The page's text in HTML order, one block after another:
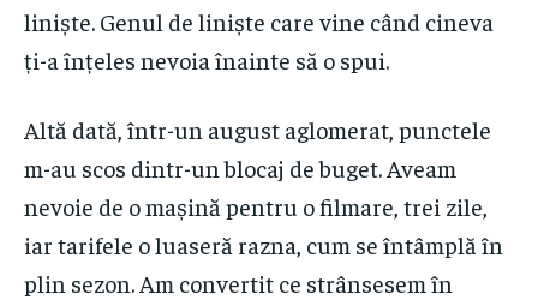
liniște. Genul de liniște care vine când cineva
ți-a înțeles nevoia înainte să o spui.
Altă dată, într-un august aglomerat, punctele
m-au scos dintr-un blocaj de buget. Aveam
nevoie de o mașină pentru o filmare, trei zile,
iar tarifele o luaseră razna, cum se întâmplă în
plin sezon. Am convertit ce strânsesem în